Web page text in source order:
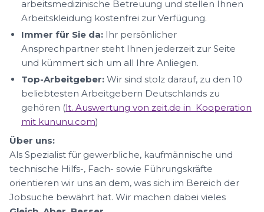
arbeitsmedizinische Betreuung und stellen Ihnen
Arbeitskleidung kostenfrei zur Verfügung.
Immer für Sie da: Ihr persönlicher
Ansprechpartner steht Ihnen jederzeit zur Seite
und kümmert sich um all Ihre Anliegen.
Top-Arbeitgeber: Wir sind stolz darauf, zu den 10
beliebtesten Arbeitgebern Deutschlands zu
gehören (lt. Auswertung von zeit.de in Kooperation
mit kununu.com)
Über uns:
Als Spezialist für gewerbliche, kaufmännische und
technische Hilfs-, Fach- sowie Führungskräfte
orientieren wir uns an dem, was sich im Bereich der
Jobsuche bewährt hat. Wir machen dabei vieles